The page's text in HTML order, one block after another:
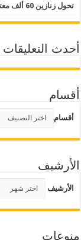
تحول زنازين 60 ألف معتقل في مصر إلى قبور مغلقة
أحدث التعليقات
أقسام
أقسام
الأرشيف
الأرشيف
منوعات